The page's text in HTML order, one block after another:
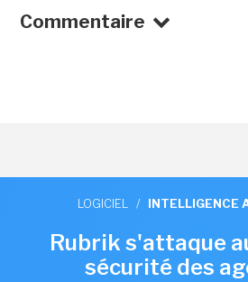
Commentaire
LOGICIEL / INTELLIGENCE
Rubrik s'attaque
sécurité des